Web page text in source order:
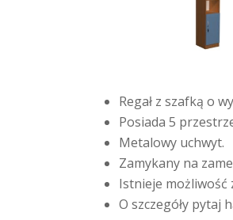
Regał z szafką o
Posiada 5
Metalowy uchwyt.
Zamykany na
Istnieje możliwość
O szczegóły pytaj